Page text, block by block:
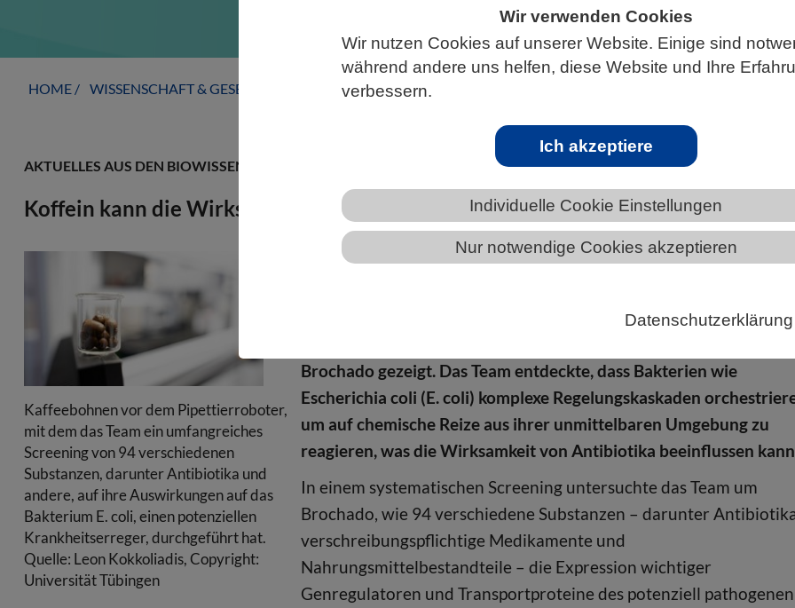
Wir verwenden Cookies
Wir nutzen Cookies auf unserer Website. Einige sind
während andere uns helfen, diese Website und Ihre
verbessern.
Ich akzeptiere
Individuelle Cookie Einstellungen
Nur notwendige Cookies akzeptieren
Datenschutzerklärung
HOME WISSENSCHAFT & GESELLSCHAFT AKTUELLES
AKTUELLES AUS DEN BIOWISSENSCHAFTEN
Koffein kann die Wirksamkeit bestimmter Antibiotika schwächen
Kaffeebohnen vor dem Pipettierroboter,
mit dem das Team ein umfangreiches
Screening von 94 verschiedenen
Substanzen, darunter Antibiotika und
andere, auf ihre Auswirkungen auf das
Bakterium E. coli, einen potenziellen
Krankheitserreger, durchgeführt hat.
Quelle: Leon Kokkoliadis, Copyright:
Universität Tübingen
Bestandteile unserer täglichen Ernährung – darunter auch
Das hat eine neue Studie eines Forscherteams der Universitäten
Brochado gezeigt. Das Team entdeckte, dass Bakterien wie
Escherichia coli (E. coli) komplexe Regelungskaskaden
um auf chemische Reize aus ihrer unmittelbaren Umgebung zu
reagieren, was die Wirksamkeit von Antibiotika beeinflussen
In einem systematischen Screening untersuchte das Team um
Brochado, wie 94 verschiedene Substanzen – darunter
verschreibungspflichtige Medikamente und
Nahrungsmittelbestandteile – die Expression wichtiger
Genregulatoren und Transportproteine des potenziell pathogenen